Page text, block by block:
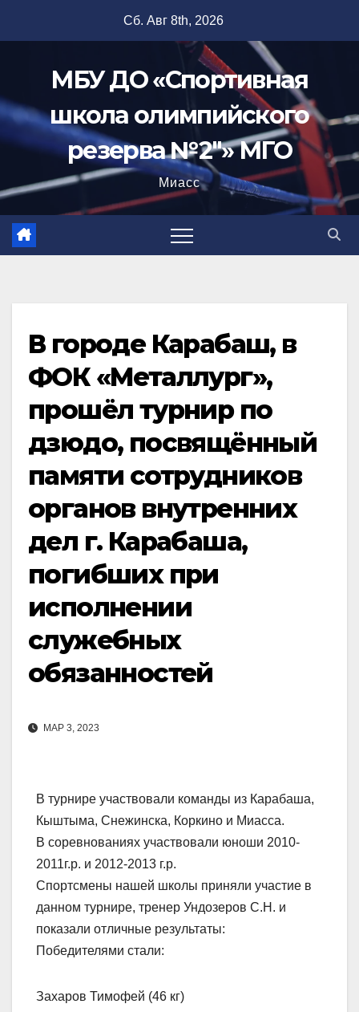
Сб. Авг 8th, 2026
МБУ ДО «Спортивная
школа олимпийского
резерва №2"» МГО
Миасс
В городе Карабаш, в
ФОК «Металлург»,
прошëл турнир по
дзюдо, посвящённый
памяти сотрудников
органов внутренних
дел г. Карабаша,
погибших при
исполнении
служебных
обязанностей
МАР 3, 2023
В турнире участвовали команды из Карабаша,
Кыштыма, Снежинска, Коркино и Миасса.
В соревнованиях участвовали юноши 2010-
2011г.р. и 2012-2013 г.р.
Спортсмены нашей школы приняли участие в
данном турнире, тренер Ундозеров С.Н. и
показали отличные результаты:
Победителями стали:
Захаров Тимофей (46 кг)